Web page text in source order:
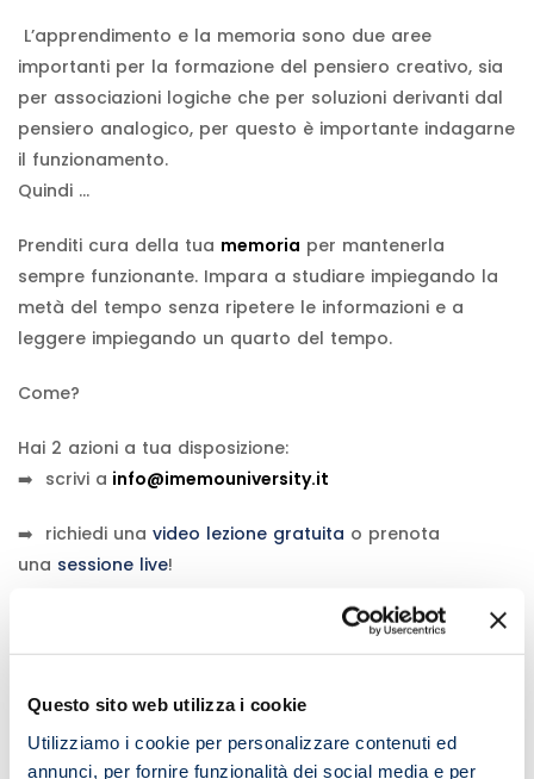
Questo sito web utilizza i cookie
Utilizziamo i cookie per personalizzare contenuti ed
annunci, per fornire funzionalità dei social media e per
L’apprendimento e la memoria sono due aree
importanti per la formazione del pensiero creativo, sia
per associazioni logiche che per soluzioni derivanti dal
pensiero analogico, per questo è importante indagarne
il funzionamento.
Quindi …
Prenditi cura della tua memoria per mantenerla
sempre funzionante. Impara a studiare impiegando la
metà del tempo senza ripetere le informazioni e a
leggere impiegando un quarto del tempo.
Come?
Hai 2 azioni a tua disposizione:
➡️ scrivi a info@imemouniversity.it
➡️ richiedi una video lezione gratuita o prenota
una sessione live!
Comments